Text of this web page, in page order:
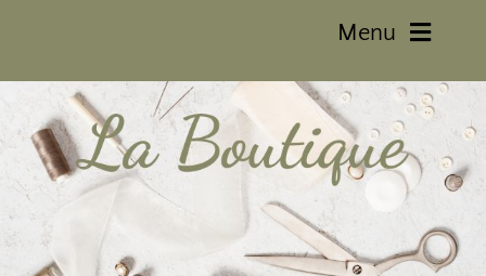
Menu
Accueil
La Boutique